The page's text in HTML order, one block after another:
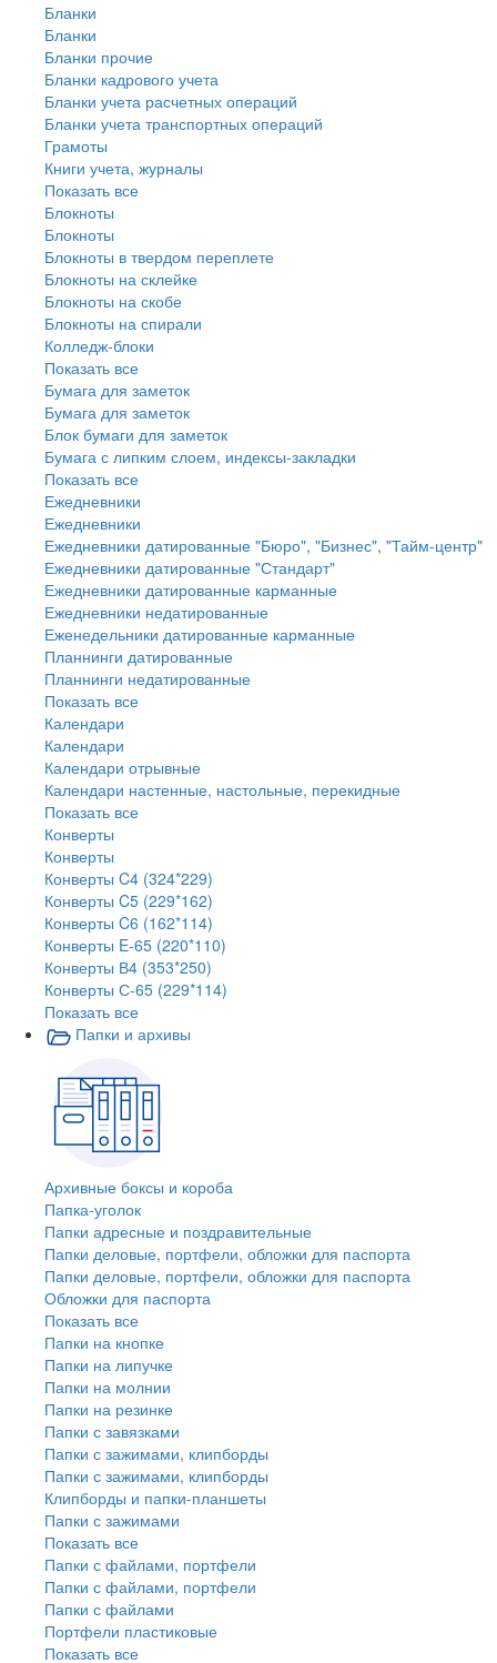
Бланки
Бланки
Бланки прочие
Бланки кадрового учета
Бланки учета расчетных операций
Бланки учета транспортных операций
Грамоты
Книги учета, журналы
Показать все
Блокноты
Блокноты
Блокноты в твердом переплете
Блокноты на склейке
Блокноты на скобе
Блокноты на спирали
Колледж-блоки
Показать все
Бумага для заметок
Бумага для заметок
Блок бумаги для заметок
Бумага с липким слоем, индексы-закладки
Показать все
Ежедневники
Ежедневники
Ежедневники датированные "Бюро", "Бизнес", "Тайм-центр"
Ежедневники датированные "Стандарт"
Ежедневники датированные карманные
Ежедневники недатированные
Еженедельники датированные карманные
Планнинги датированные
Планнинги недатированные
Показать все
Календари
Календари
Календари отрывные
Календари настенные, настольные, перекидные
Показать все
Конверты
Конверты
Конверты C4 (324*229)
Конверты C5 (229*162)
Конверты C6 (162*114)
Конверты E-65 (220*110)
Конверты В4 (353*250)
Конверты С-65 (229*114)
Показать все
Папки и архивы
Архивные боксы и короба
Папка-уголок
Папки адресные и поздравительные
Папки деловые, портфели, обложки для паспорта
Папки деловые, портфели, обложки для паспорта
Обложки для паспорта
Показать все
Папки на кнопке
Папки на липучке
Папки на молнии
Папки на резинке
Папки с завязками
Папки с зажимами, клипборды
Папки с зажимами, клипборды
Клипборды и папки-планшеты
Папки с зажимами
Показать все
Папки с файлами, портфели
Папки с файлами, портфели
Папки с файлами
Портфели пластиковые
Показать все